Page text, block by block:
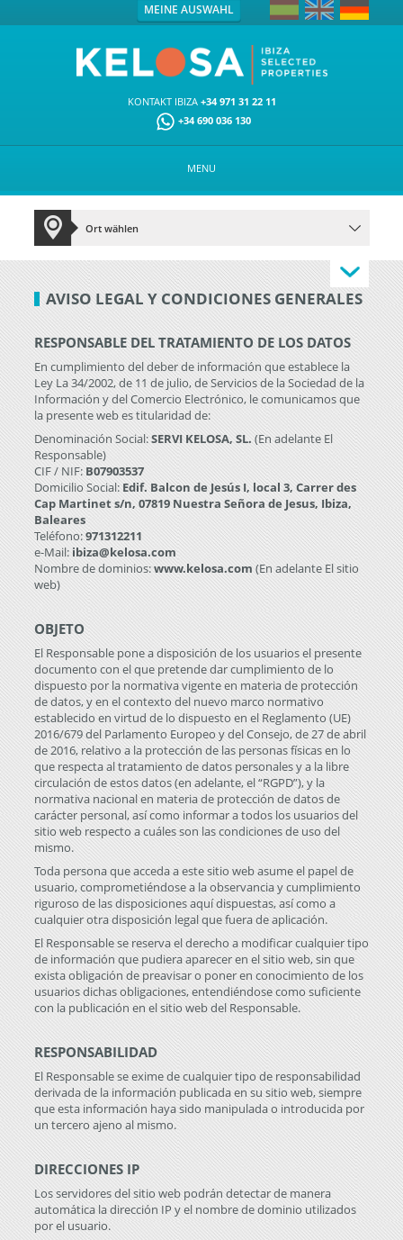
MEINE AUSWAHL
KONTAKT IBIZA +34 971 31 22 11
+34 690 036 130
MENU
AVISO LEGAL Y CONDICIONES GENERALES
RESPONSABLE DEL TRATAMIENTO DE LOS DATOS
En cumplimiento del deber de información que establece la
Ley La 34/2002, de 11 de julio, de Servicios de la Sociedad de la
Información y del Comercio Electrónico, le comunicamos que
la presente web es titularidad de:
Denominación Social:SERVI KELOSA, SL.(En adelante El
Responsable)
CIF / NIF:B07903537
Domicilio Social:Edif. Balcon de Jesús I, local 3, Carrer des
Cap Martinet s/n, 07819 Nuestra Señora de Jesus, Ibiza,
Baleares
Teléfono:971312211
e-Mail: ibiza@kelosa.com
Nombre de dominios:www.kelosa.com (En adelante El sitio
web)
OBJETO
El Responsable pone a disposición de los usuarios el presente
documento con el que pretende dar cumplimiento de lo
dispuesto por la normativa vigente en materia de protección
de datos, y en el contexto del nuevo marco normativo
establecido en virtud de lo dispuesto en el Reglamento (UE)
2016/679 del Parlamento Europeo y del Consejo, de 27 de abril
de 2016, relativo a la protección de las personas físicas en lo
que respecta al tratamiento de datos personales y a la libre
circulación de estos datos (en adelante, el “RGPD”), y la
normativa nacional en materia de protección de datos de
carácter personal, así como informar a todos los usuarios del
sitio web respecto a cuáles son las condiciones de uso del
mismo.
Toda persona que acceda a este sitio web asume el papel de
usuario, comprometiéndose a la observancia y cumplimiento
riguroso de las disposiciones aquí dispuestas, así como a
cualquier otra disposición legal que fuera de aplicación.
El Responsable se reserva el derecho a modificar cualquier tipo
de información que pudiera aparecer en el sitio web, sin que
exista obligación de preavisar o poner en conocimiento de los
usuarios dichas obligaciones, entendiéndose como suficiente
con la publicación en el sitio web del Responsable.
RESPONSABILIDAD
El Responsable se exime de cualquier tipo de responsabilidad
derivada de la información publicada en su sitio web, siempre
que esta información haya sido manipulada o introducida por
un tercero ajeno al mismo.
DIRECCIONES IP
Los servidores del sitio web podrán detectar de manera
automática la dirección IP y el nombre de dominio utilizados
por el usuario.